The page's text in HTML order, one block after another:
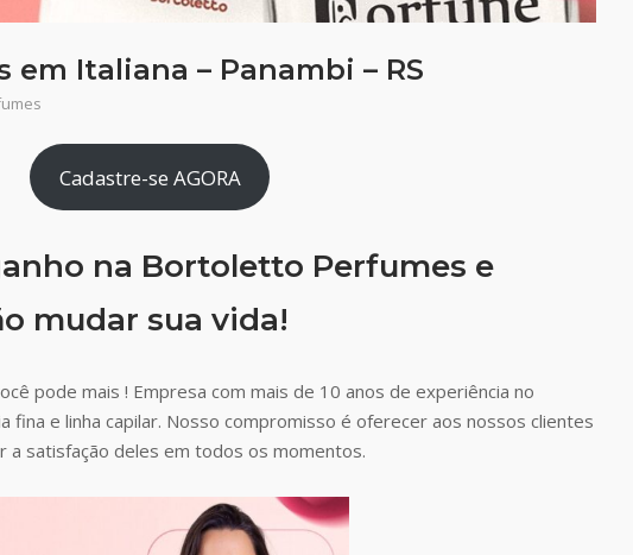
Italiana – Panambi – RS
Cadastre-se AGORA
na Bortoletto Perfumes e
mudar sua vida!
pode mais ! Empresa com mais de 10 anos de experiência no
fina e linha capilar. Nosso compromisso é oferecer aos nossos clientes
a satisfação deles em todos os momentos.